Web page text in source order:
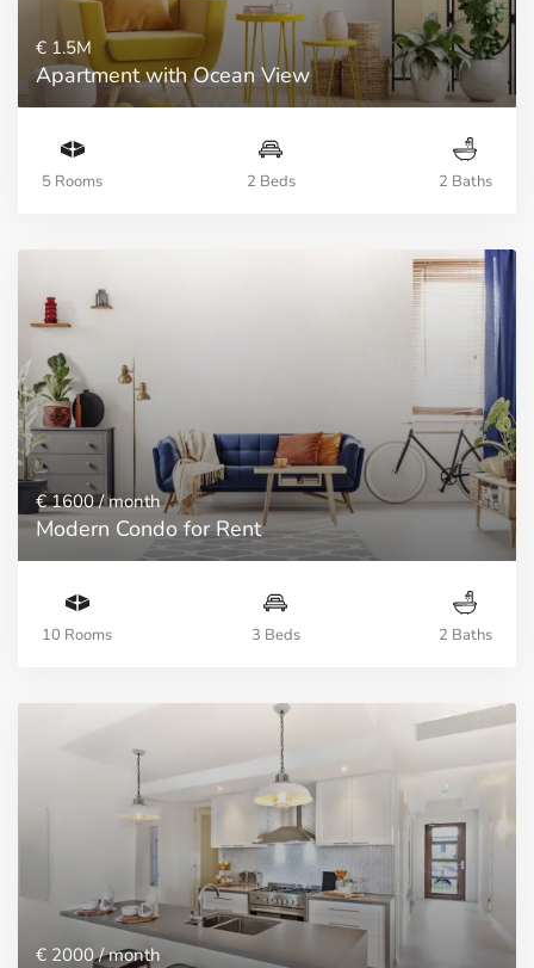
€ 1.5M
Apartment with Ocean View
5 Rooms 2 Beds 2 Baths
€ 1600/ month
Modern Condo for Rent
10 Rooms 3 Beds 2 Baths
€ 2000/ month